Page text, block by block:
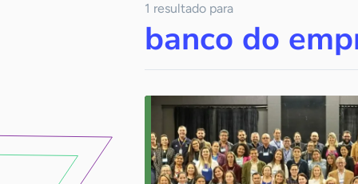
Notícias
1 resultado para
banco do